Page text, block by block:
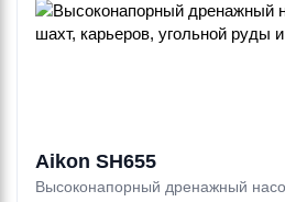
Aikon SH655
Высоконапорный дренажный